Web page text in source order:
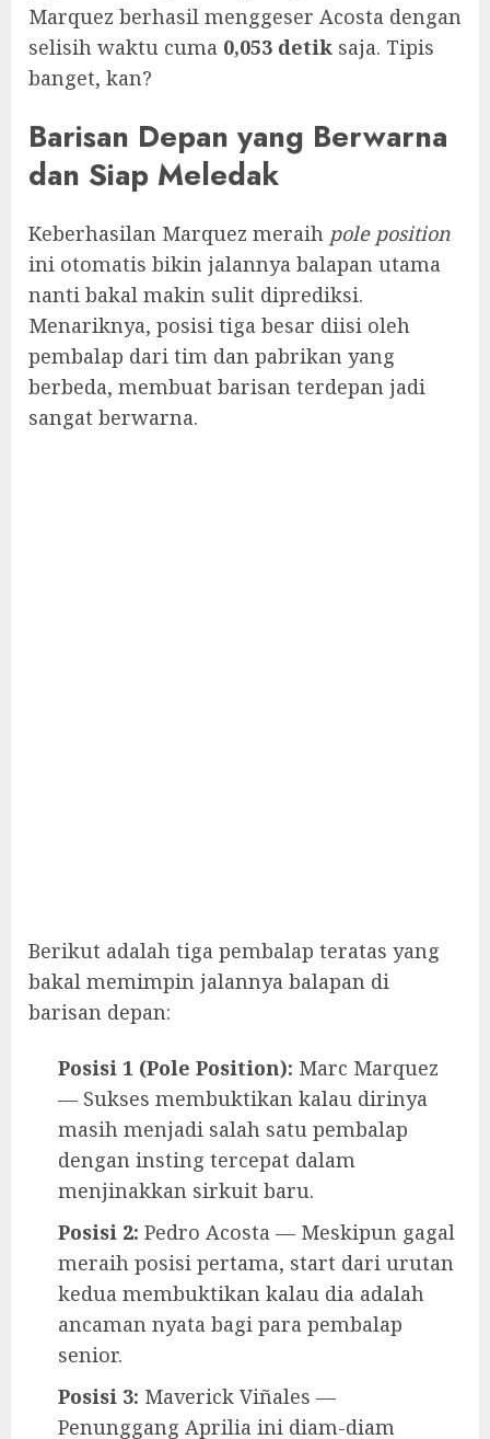
Marquez berhasil menggeser Acosta dengan
selisih waktu cuma 0,053 detik saja. Tipis
banget, kan?
Barisan Depan yang Berwarna
dan Siap Meledak
Keberhasilan Marquez meraih pole position
ini otomatis bikin jalannya balapan utama
nanti bakal makin sulit diprediksi.
Menariknya, posisi tiga besar diisi oleh
pembalap dari tim dan pabrikan yang
berbeda, membuat barisan terdepan jadi
sangat berwarna.
Berikut adalah tiga pembalap teratas yang
bakal memimpin jalannya balapan di
barisan depan:
Posisi 1 (Pole Position): Marc Marquez
— Sukses membuktikan kalau dirinya
masih menjadi salah satu pembalap
dengan insting tercepat dalam
menjinakkan sirkuit baru.
Posisi 2: Pedro Acosta — Meskipun gagal
meraih posisi pertama, start dari urutan
kedua membuktikan kalau dia adalah
ancaman nyata bagi para pembalap
senior.
Posisi 3: Maverick Viñales —
Penunggang Aprilia ini diam-diam